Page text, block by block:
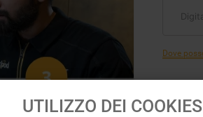
Dove
UTILIZZO DEI COOKIES